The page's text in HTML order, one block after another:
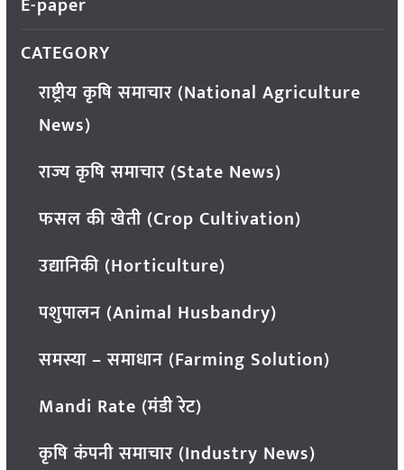
CATEGORY
राष्ट्रीय कृषि समाचार (National Agriculture
News)
राज्य कृषि समाचार (State News)
फसल की खेती (Crop Cultivation)
उद्यानिकी (Horticulture)
पशुपालन (Animal Husbandry)
समस्या – समाधान (Farming Solution)
Mandi Rate (मंडी रेट)
कृषि कंपनी समाचार (Industry News)